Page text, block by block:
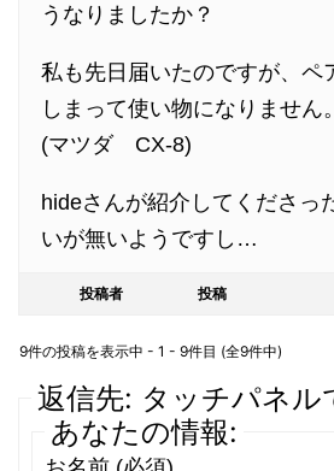
うなりましたか？
私も先日届いたのですが、ペ
しまって使い物になりません。
(マツダ CX-8)
hideさんが紹介してくださっ
いが無いようですし…
投稿者 投稿
9件の投稿を表示中 - 1 - 9件目 (全9件中)
返信先: タッチパネル
あなたの情報: